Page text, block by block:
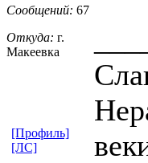
Сообщений: 67
Откуда: г.
Макеевка
[Профиль]
[ЛС]